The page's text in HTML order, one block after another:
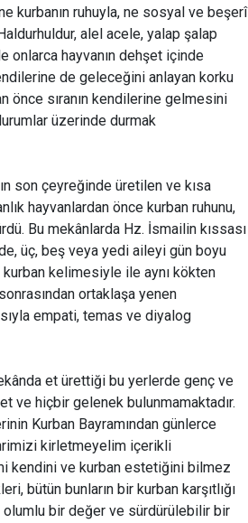
kurbanın ruhuyla, ne sosyal ve beşerî
alel acele, yalap şalap
onlarca hayvanın dehşet içinde
de geleceğini anlayan korku
önce sıranın kendilerine gelmesini
üzerinde durmak
son çeyreğinde üretilen ve kısa
hayvanlardan önce kurban ruhunu,
Bu mekânlarda Hz. İsmailin kıssası
üç, beş veya yedi aileyi gün boyu
kelimesiyle ile aynı kökten
ortaklaşa yenen
empati, temas ve diyalog
et ürettiği bu yerlerde genç ve
ve hiçbir gelenek bulunmamaktadır.
Kurban Bayramından günlerce
kirletmeyelim içerikli
kendini ve kurban estetiğini bilmez
bütün bunların bir kurban karşıtlığı
bir değer ve sürdürülebilir bir